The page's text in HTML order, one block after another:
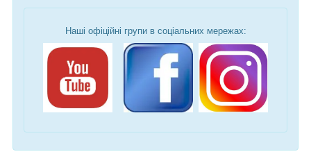
Наші офіційні групи в соціальних мережах: